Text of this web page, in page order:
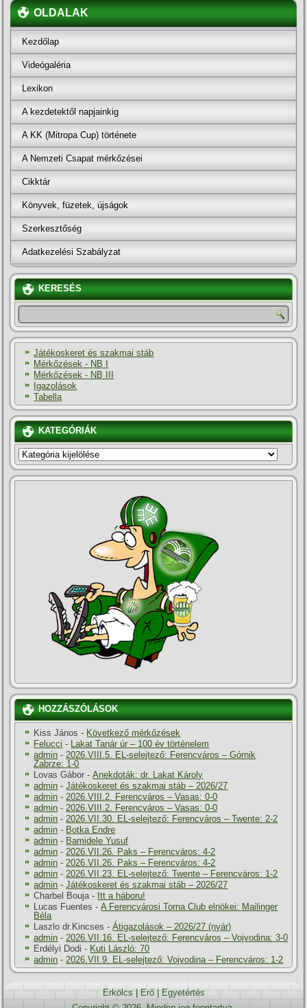
OLDALAK
Kezdőlap
Videógaléria
Lexikon
A kezdetektől napjainkig
A KK (Mitropa Cup) története
A Nemzeti Csapat mérkőzései
Cikktár
Könyvek, füzetek, újságok
Szerkesztőség
Adatkezelési Szabályzat
KERESÉS
Játékoskeret és szakmai stáb
Mérkőzések - NB I
Mérkőzések - NB III
Igazolások
Tabella
KATEGÓRIÁK
KATEGÓRIÁK
HOZZÁSZÓLÁSOK
Kiss János - Következő mérkőzések
Felucci - Lakat Tanár úr – 100 év történelem
admin -2026.VIII.5. EL-selejtező: Ferencváros – Górnik
Zabrze: 1-0
Lovas Gábor -Anekdoták: dr. Lakat Károly
admin -Játékoskeret és szakmai stáb – 2026/27
admin -2026.VIII.2. Ferencváros – Vasas: 0-0
admin -2026.VIII.2. Ferencváros – Vasas: 0-0
admin -2026.VII.30. EL-selejtező: Ferencváros – Twente: 2-2
admin - Botka Endre
admin - Bamidele Yusuf
admin -2026.VII.26. Paks – Ferencváros: 4-2
admin -2026.VII.26. Paks – Ferencváros: 4-2
admin -2026.VII.23. EL-selejtező: Twente – Ferencváros: 1-2
admin -Játékoskeret és szakmai stáb – 2026/27
Charbel Bouja- Itt a háboru!
Lucas Fuentes -A Ferencvárosi Torna Club elnökei: Mailinger
Béla
Laszlo dr.Kincses -Átigazolások – 2026/27 (nyár)
admin -2026.VII.16. EL-selejtező: Ferencváros – Vojvodina: 3-0
Erdélyi Dodi - Kuti László: 70
admin -2026.VII.9. EL-selejtező: Vojvodina – Ferencváros: 1-2
Erkölcs Erő|
Egyetértés